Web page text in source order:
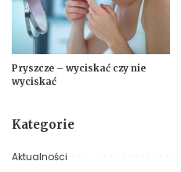
Pryszcze – wyciskać czy nie
wyciskać
Kategorie
Aktualności